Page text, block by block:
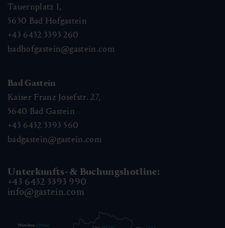
Tauernplatz 1,
5630 Bad Hofgastein
+43 6432 3393 260
badhofgastein@gastein.com
Bad Gastein
Kaiser Franz Josefstr. 27,
5640 Bad Gastein
+43 6432 3393 560
badgastein@gastein.com
Unterkunfts- & Buchungshotline:
+43 6432 3393 990
info@gastein.com